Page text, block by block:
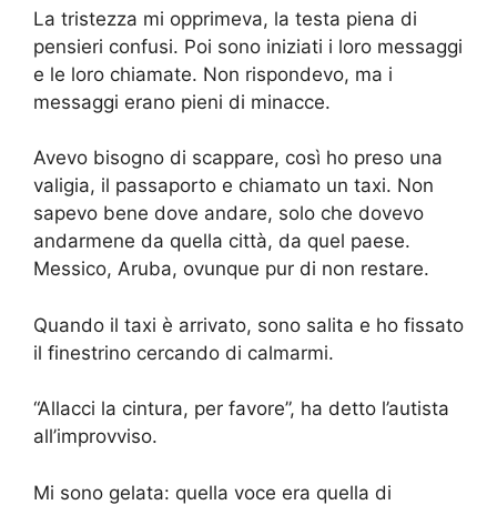
La tristezza mi opprimeva, la testa piena di
pensieri confusi. Poi sono iniziati i loro messaggi
e le loro chiamate. Non rispondevo, ma i
messaggi erano pieni di minacce.
Avevo bisogno di scappare, così ho preso una
valigia, il passaporto e chiamato un taxi. Non
sapevo bene dove andare, solo che dovevo
andarmene da quella città, da quel paese.
Messico, Aruba, ovunque pur di non restare.
Quando il taxi è arrivato, sono salita e ho fissato
il finestrino cercando di calmarmi.
“Allacci la cintura, per favore”, ha detto l’autista
all’improvviso.
Mi sono gelata: quella voce era quella di